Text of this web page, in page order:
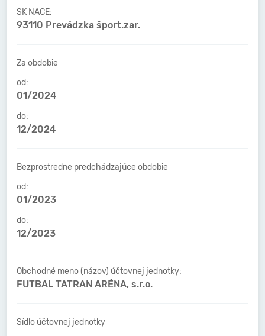
SK NACE:
93110 Prevádzka šport.zar.
Za obdobie
od:
01/2024
do:
12/2024
Bezprostredne predchádzajúce obdobie
od:
01/2023
do:
12/2023
Obchodné meno (názov) účtovnej jednotky:
FUTBAL TATRAN ARÉNA, s.r.o.
Sídlo účtovnej jednotky